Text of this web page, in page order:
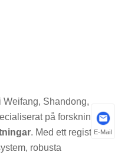
Shandong,
på forskning,
. Med ett registrerat
robusta
E-Mail